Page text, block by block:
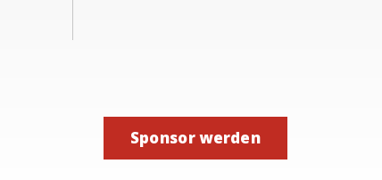
Sponsor werden